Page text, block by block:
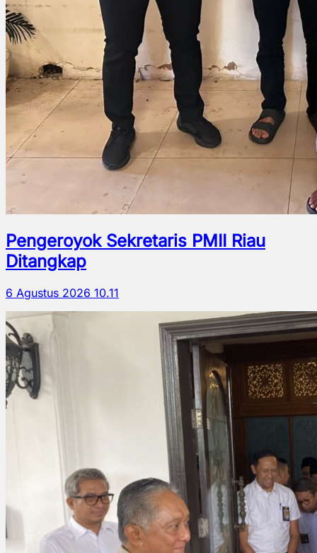
Pengeroyok Sekretaris PMII Riau
Ditangkap
6 Agustus 2026 10.11